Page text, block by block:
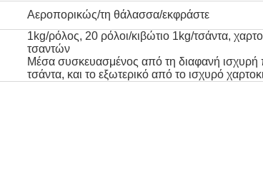
Αεροπορικώς/τη θάλασσα/εκφράστε
1kg/ρόλος, 20 ρόλοι/κιβώτιο 1kg/τσάντα,
τσαντών
Μέσα συσκευασμένος από τη διαφανή ισχυρή
τσάντα, και το εξωτερικό από το ισχυρό